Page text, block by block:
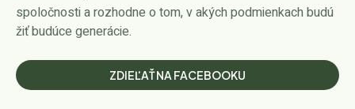
spoločnosti a rozhodne o tom, v akých podmienkach budú
žiť budúce generácie.
ZDIEĽAŤ NA FACEBOOKU